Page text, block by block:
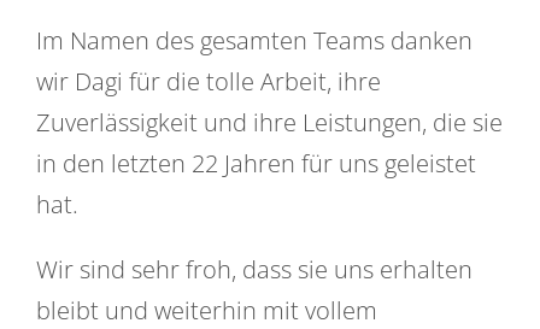
Im Namen des gesamten Teams danken
wir Dagi für die tolle Arbeit, ihre
Zuverlässigkeit und ihre Leistungen, die sie
in den letzten 22 Jahren für uns geleistet
hat.
Wir sind sehr froh, dass sie uns erhalten
bleibt und weiterhin mit vollem